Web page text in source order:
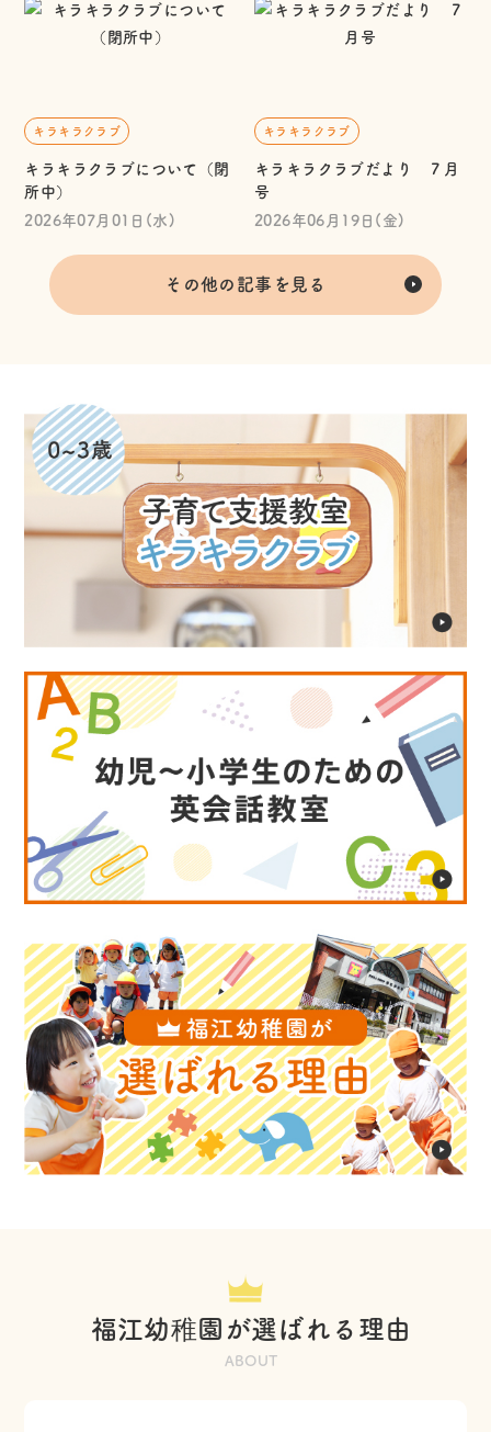
キラキラクラブ
キラキラクラブについて（閉
所中）
2026年07月01日(水)
キラキラクラブ
キラキラクラブだより ７月
号
2026年06月19日(金)
その他の記事を見る
福江幼稚園が選ばれる理由
ABOUT